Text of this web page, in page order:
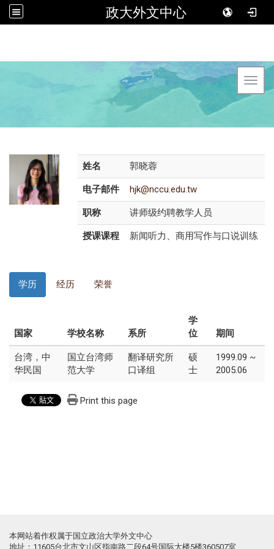
政大外文中心
姓名 郭晓蓉
电子邮件 hjk@nccu.edu.tw
职称 讲师级约聘教学人员
授课课程 新闻听力、商用写作与口说训练
学历 经历 荣誉
国家 学校名称 系所
学
位
期间
台湾，中
华民国
国立台湾师
范大学
翻译研究所
口译组
硕
士
1999.09 ~
2005.06
Print this page
本网站着作权属于国立政治大学外文中心
地址：11605台北市文山区指南路二段64号国际大楼5楼360507室